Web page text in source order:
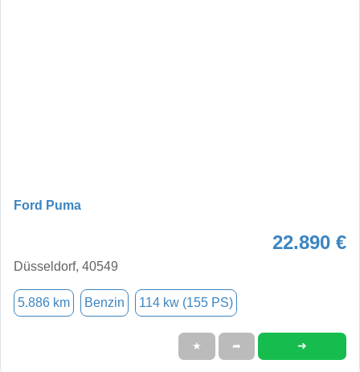
Ford Puma
22.890 €
Düsseldorf, 40549
5.886 km Benzin 114 kw (155 PS)
★ ➦ ➜